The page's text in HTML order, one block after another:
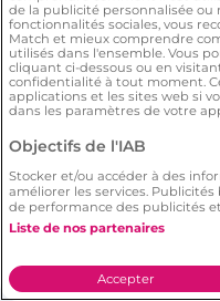
de la publicité personnalisée ou
fonctionnalités sociales, vous
Match et mieux comprendre
utilisés dans l'ensemble. Vous
cliquant ci-dessous ou en
confidentialité à tout moment.
applications et les sites web si
dans les paramètres de votre
Objectifs de l'IAB
Stocker et/ou accéder à des
améliorer les services.
de performance des publicités
Liste de nos partenaires
Accepter